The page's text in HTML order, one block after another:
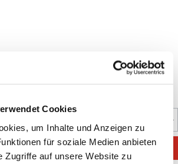
Cookies
um Inhalte und Anzeigen zu
für soziale Medien anbieten
Zugriffe auf unsere Website zu
5-7 Tage
den gewünschten Wert ein oder
Stück
IN DEN WARENKORB